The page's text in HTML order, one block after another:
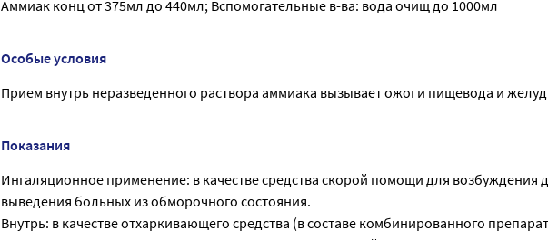
Аммиак конц от 375мл до 440мл; Вспомогательные в-ва: вода очищ до 1000мл
Особые условия
Прием внутрь неразведенного раствора аммиака вызывает ожоги пищевода и
Показания
Ингаляционное применение: в качестве средства скорой помощи для возбуждения
выведения больных из обморочного состояния.
Внутрь: в качестве отхаркивающего средства (в составе комбинированного